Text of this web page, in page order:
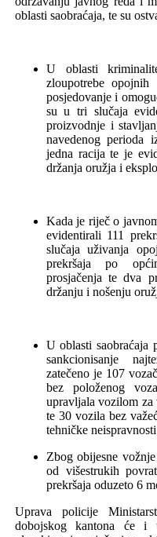
oblasti saobraćaja, te su
U oblasti
zloupotrebe
posjedovanje i
su u tri slučaja
proizvodnje i
navedenog perioda
jedna racija te je
držanja oružja i
Kada je riječ o
evidentirali 111
slučaja uživanja
prekršaja po
prosjačenja te dva
držanju i nošenju
U oblasti saobraćaja
sankcionisanje
zatečeno je 107
bez položenog
upravljala vozilom za
te 30 vozila bez
tehničke
Zbog obijesne
od višestrukih
prekršaja oduzeto 6
Uprava policije
dobojskog kantona će i